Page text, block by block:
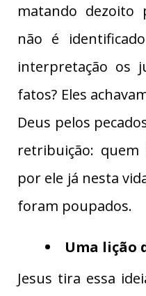
matando dezoito
não é
interpretação os
fatos? Eles
Deus pelos
retribuição:
por ele já nesta
foram poupados.
Uma lição
Jesus tira essa